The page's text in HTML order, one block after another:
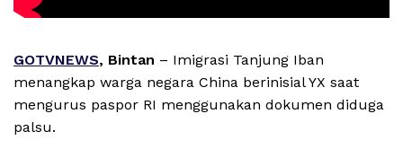
GOTVNEWS, Bintan – Imigrasi Tanjung Iban
menangkap warga negara China berinisial YX saat
mengurus paspor RI menggunakan dokumen diduga
palsu.